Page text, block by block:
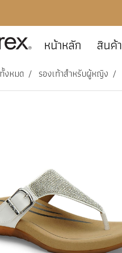
หน้าหลัก สินค้า
งหมด รองเท้าสำหรับผู้หญิง